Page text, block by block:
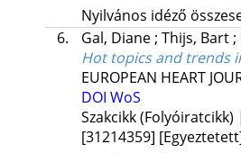
Nyilvános idéző
6.
Gal, Diane; Thijs, Bart;
Hot topics and trends
EUROPEAN HEART
DOI WoS
Szakcikk
[31214359]